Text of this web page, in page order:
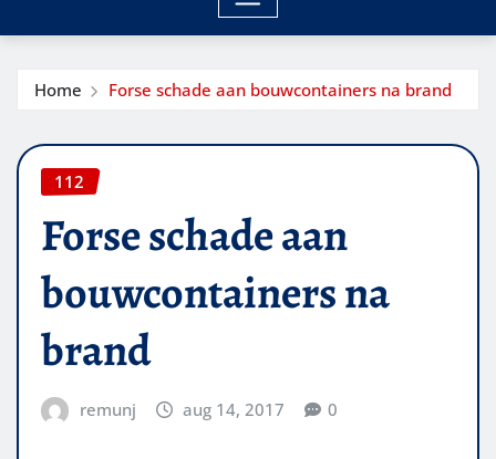
Home Forse schade aan bouwcontainers na brand
112
Forse schade aan
bouwcontainers na
brand
remunj aug 14, 2017 0